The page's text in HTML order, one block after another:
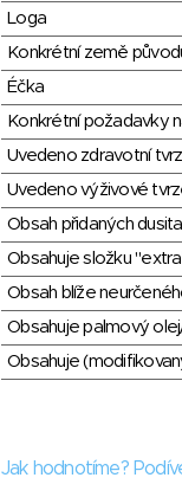
Loga
Konkrétní země
Éčka
Konkrétní požadavky
Uvedeno zdravotní
Uvedeno výživové
Obsah přidaných
Obsahuje složku
Obsah blíže
Obsahuje palmový
Obsahuje
Jak hodnotíme?